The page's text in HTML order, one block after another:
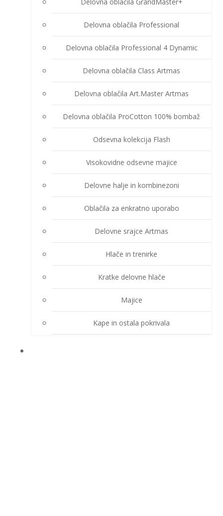
Delovna oblačila Professional
Delovna oblačila Professional 4 Dynamic
Delovna oblačila Class Artmas
Delovna oblačila Art.Master Artmas
Delovna oblačila ProCotton 100% bombaž
Odsevna kolekcija Flash
Visokovidne odsevne majice
Delovne halje in kombinezoni
Oblačila za enkratno uporabo
Delovne srajce Artmas
Hlače in trenirke
Kratke delovne hlače
Majice
Kape in ostala pokrivala